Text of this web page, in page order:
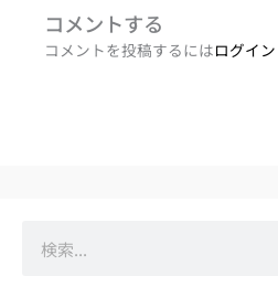
コメントする
コメントを投稿するにはログイン